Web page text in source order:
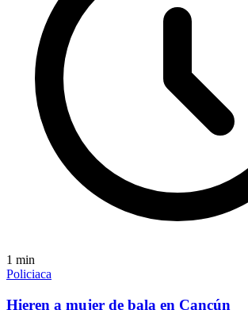
1 min
Policiaca
Hieren a mujer de bala en Cancún